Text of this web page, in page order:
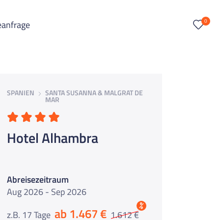
0
SPANIEN SANTA SUSANNA & MALGRAT DE
MAR
Hotel Alhambra
Abreisezeitraum
Aug 2026 - Sep 2026
z.B. 17 Tage ab 1.467 € 1.612 €
%